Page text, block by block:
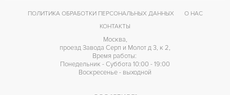
ПОЛИТИКА ОБРАБОТКИ ПЕРСОНАЛЬНЫХ ДАННЫХ
О НАС
КОНТАКТЫ
Москва,
проезд Завода Серп и Молот д 3, к 2,
Время работы:
Понедельник - Суббота 10:00 - 19:00
Воскресенье - выходной